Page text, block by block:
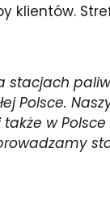
klientów.
Polsce.
w